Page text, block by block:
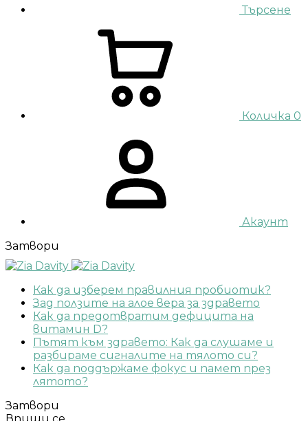
Търсене
Количка 0
Акаунт
Затвори
Как да изберем правилния пробиотик?
Зад ползите на алое вера за здравето
Как да предотвратим дефицита на
витамин D?
Пътят към здравето: Как да слушаме и
разбираме сигналите на тялото си?
Как да поддържаме фокус и памет през
лятото?
Затвори